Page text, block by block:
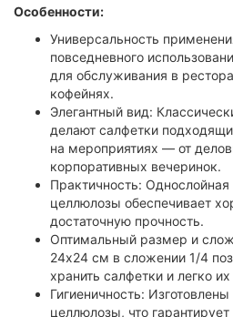
Особенности:
Универсальность
повседневного
для обслуживания в
кофейнях.
Элегантный вид:
делают салфетки
на мероприятиях — от
корпоративных вечеринок.
Практичность: Однослойная
целлюлозы обеспечивает
достаточную прочность.
Оптимальный размер и
24х24 см в сложении 1/4
хранить салфетки и легко
Гигиеничность:
целлюлозы, что гарантирует